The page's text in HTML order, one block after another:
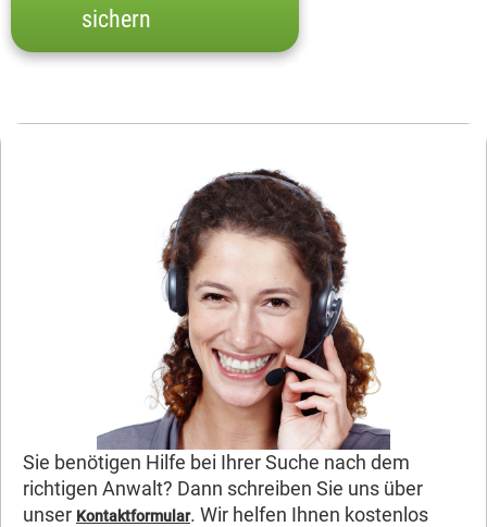
sichern
Sie benötigen Hilfe bei Ihrer Suche nach dem
richtigen Anwalt? Dann schreiben Sie uns über
unser Kontaktformular. Wir helfen Ihnen kostenlos